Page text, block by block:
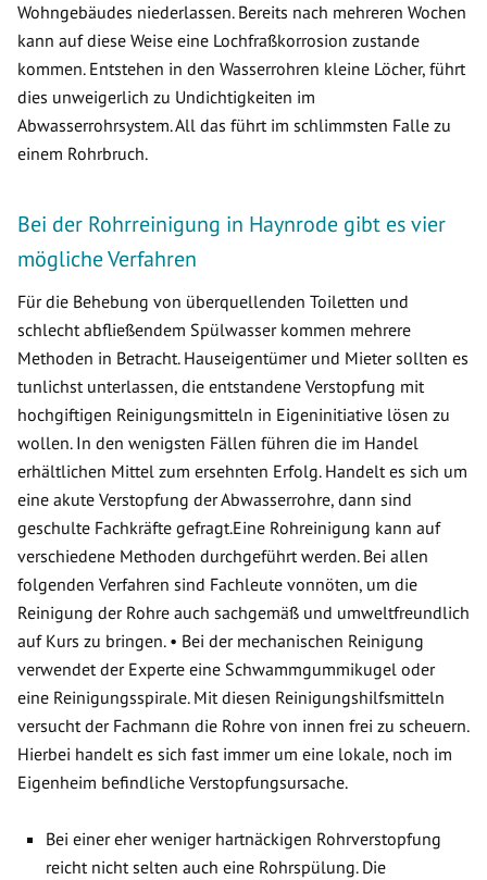
Wohngebäudes niederlassen. Bereits nach mehreren Wochen
kann auf diese Weise eine Lochfraßkorrosion zustande
kommen. Entstehen in den Wasserrohren kleine Löcher, führt
dies unweigerlich zu Undichtigkeiten im
Abwasserrohrsystem. All das führt im schlimmsten Falle zu
einem Rohrbruch.
Bei der Rohrreinigung in Haynrode gibt es vier
mögliche Verfahren
Für die Behebung von überquellenden Toiletten und
schlecht abfließendem Spülwasser kommen mehrere
Methoden in Betracht. Hauseigentümer und Mieter sollten es
tunlichst unterlassen, die entstandene Verstopfung mit
hochgiftigen Reinigungsmitteln in Eigeninitiative lösen zu
wollen. In den wenigsten Fällen führen die im Handel
erhältlichen Mittel zum ersehnten Erfolg. Handelt es sich um
eine akute Verstopfung der Abwasserrohre, dann sind
geschulte Fachkräfte gefragt.Eine Rohreinigung kann auf
verschiedene Methoden durchgeführt werden. Bei allen
folgenden Verfahren sind Fachleute vonnöten, um die
Reinigung der Rohre auch sachgemäß und umweltfreundlich
auf Kurs zu bringen. • Bei der mechanischen Reinigung
verwendet der Experte eine Schwammgummikugel oder
eine Reinigungsspirale. Mit diesen Reinigungshilfsmitteln
versucht der Fachmann die Rohre von innen frei zu scheuern.
Hierbei handelt es sich fast immer um eine lokale, noch im
Eigenheim befindliche Verstopfungsursache.
Bei einer eher weniger hartnäckigen Rohrverstopfung
reicht nicht selten auch eine Rohrspülung. Die